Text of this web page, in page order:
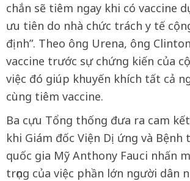
chắn sẽ tiêm ngay khi có vaccine
ưu tiên do nhà chức trách y tế
định”. Theo ông Urena, ông
vaccine trước sự chứng kiến của
việc đó giúp khuyến khích tất cả
cùng tiêm vaccine.
Ba cựu Tổng thống đưa ra cam
khi Giám đốc Viện Dị ứng và Bệnh
quốc gia Mỹ Anthony Fauci nhấn
trọng của việc phần lớn người dân